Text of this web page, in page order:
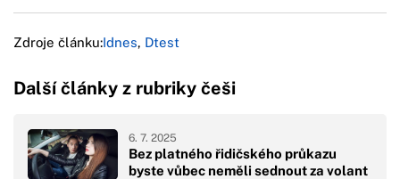
Zdroje článku:Idnes, Dtest
Další články z rubriky češi
Bez platného řidičského průkazu
byste vůbec neměli sednout za volant
6. 7. 2025